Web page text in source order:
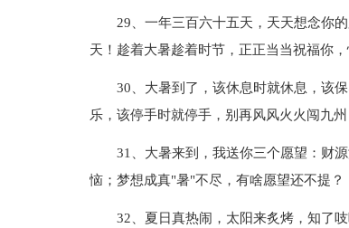
29、一年三百六十五天，天天想念你
天！趁着大暑趁着时节，正正当当祝福你，
30、大暑到了，该休息时就休息，该
乐，该停手时就停手，别再风风火火闯九州
31、大暑来到，我送你三个愿望：财
恼；梦想成真"暑"不尽，有啥愿望还不提？
32、夏日真热闹，太阳来炙烤，知了